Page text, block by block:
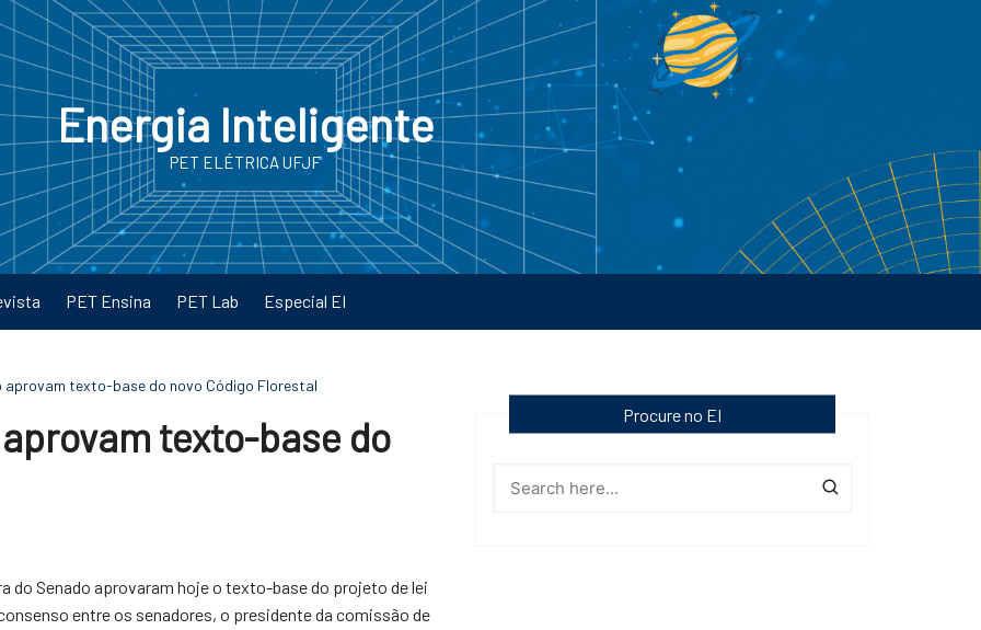
Energia Inteligente
PET ELÉTRICA UFJF
PET Ensina PET Lab Especial EI
aprovam texto-base do novo Código Florestal
texto-base do
do Senado aprovaram hoje o texto-base do projeto de lei
entre os senadores, o presidente da comissão de
Procure no EI